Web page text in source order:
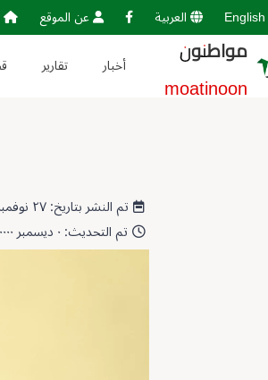
English العربية عن الموقع
مواطنون
moatinoon
أخبار تقارير
تم النشر بتاريخ: ٢٧ نوفمبر ٢٠٢٣ 07:30:28
تم التحديث: ٠ ديسمبر ٠٠٠٠ 00:00:00